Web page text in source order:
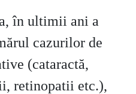
în ultimii ani a
cazurilor de
(cataractă,
retinopatii etc.),